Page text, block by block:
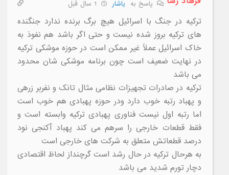
پاسخ به یاشار
ترکیه در جنگ با اسرائیل هیچ برگ برنده ندارد جنگنده
های ترکیه بروز شده نیست و حتی اگر باشد هم نفوذ به
خاک اسرائیل عملاً غیر ممکن است در حوزه موشکی ترکیه
در نهایت ضعیف است چون برنامه موشکی شان محدود
می باشد
ترکیه در صادرات تجهیزات نظامی مثال تانک و نفربر زرهی
و پهباد رتبه خوب دارد ودر حوزه پهبادی هم خوب است
اما رتبه اول نیست فناوری پهبادی ترکیه وابسته است و
فقط قطعات خارجی را سرهم می کند پهباد آکنجی نود
درصد قطعاتش متعلق به شرکت های خارجی است
به هرحال ترکیه در حال رشد است گرچنداز لحاظ اقتصادی
دچار تورم شدید می باشد